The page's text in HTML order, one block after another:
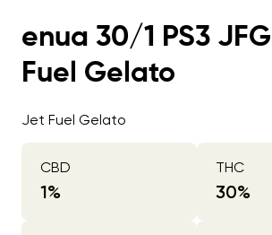
enua 30/1 PS3
Fuel Gelato
Jet Fuel Gelato
CBD
1%
THC
30%